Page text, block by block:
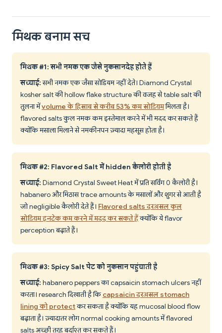
मिथक बनाम सच
मिथक #1: सभी नमक एक जैसे नुकसानदेह होते हैं
सच्चाई:सभी नमक एक जैसा सोडियम नहीं देते। Diamond Crystal
kosher salt की hollow flake structure की वजह से table salt की
तुलना मेंvolume के हिसाब से करीब 53% कम सोडियममिलता है।
flavored salts कुल नमक कम इस्तेमाल करने में भी मदद कर सकते हैं
क्योंकि मसाला मिलाने से नमकीनपन ज़्यादा महसूस होता है।
मिथक #2: Flavored Salt में hidden कैलोरी होती है
सच्चाई: Diamond Crystal Sweet Heat में प्रति सर्विंग 0 कैलोरी है।
habanero और मिठास trace amounts के मसालों और शुगर से आती है
जो negligible कैलोरी देते हैं। Flavored salts दरअसल कुल
सोडियम इनटेक कम करने में मदद कर सकते हैंक्योंकि ये flavor
perception बढ़ाते हैं।
मिथक #3: Spicy Salt पेट को नुकसान पहुंचाती है
सच्चाई: habanero peppers का capsaicin stomach ulcers नहीं
करता। research दिखाती है कि capsaicin दरअसल stomach
lining को protectकर सकता है क्योंकि यह mucosal blood flow
बढ़ाता है। ज़्यादातर लोग normal cooking amounts में flavored
salts अच्छी तरह बर्दाश्त कर सकते हैं।